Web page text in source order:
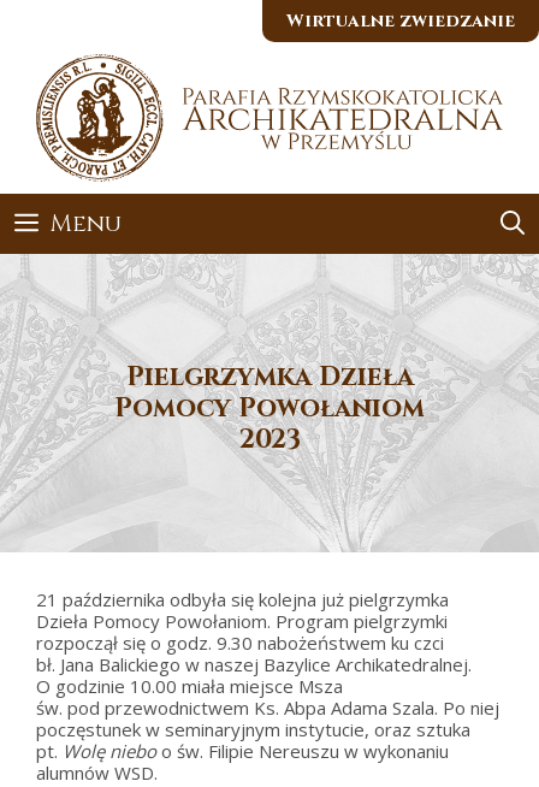
Wirtualne zwiedzanie
Menu
Pielgrzymka Dzieła
Pomocy Powołaniom
2023
21 października odbyła się kolejna już pielgrzymka
Dzieła Pomocy Powołaniom. Program pielgrzymki
rozpoczął się o godz. 9.30 nabożeństwem ku czci
bł. Jana Balickiego w naszej Bazylice Archikatedralnej.
O godzinie 10.00 miała miejsce Msza
św. pod przewodnictwem Ks. Abpa Adama Szala. Po niej
poczęstunek w seminaryjnym instytucie, oraz sztuka
pt. Wolę nieboo św. Filipie Nereuszu w wykonaniu
alumnów WSD.